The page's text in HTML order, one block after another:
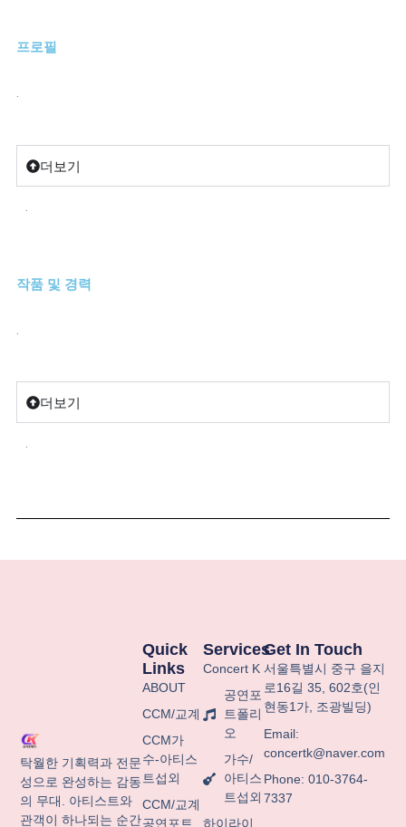
프로필
.
더보기
.
작품 및 경력
더보기
.
탁월한 기획력과 전문
성으로 완성하는 감동
의 무대. 아티스트와
관객이 하나되는 순간
Services
Concert K
공연포
트폴리
오
가수/
아티스
트섭외
하이라이
Quick
Links
ABOUT
CCM/교계
CCM가
수-아티스
트섭외
CCM/교계
공연포트
Get In Touch
서울특별시 중구 을지
로16길 35, 602호(인
현동1가, 조광빌딩)
Email:
concertk@naver.com
Phone: 010-3764-
7337